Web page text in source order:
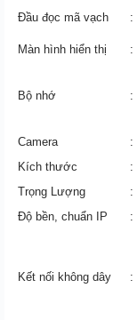
Đầu đọc mã vạch :
Màn hình hiển thị
:
Bộ nhớ :
Camera
:
Kích thước
:
Trọng Lượng
:
Độ bền, chuẩn IP
:
Kết nối không dây :